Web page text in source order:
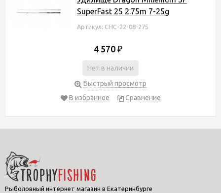
SuperFast 25 2.75m 7-25g
Артикул: CHC-22-08-275
4 570 ₽
Нет в наличии
Быстрый просмотр
В избранное
Сравнение
Рыболовный интернет магазин в Екатеринбурге